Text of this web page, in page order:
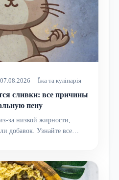
07.08.2026 Їжа та кулінарія
сливки: все причины
пену
за низкой жирности,
добавок. Узнайте все…